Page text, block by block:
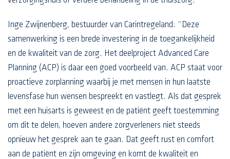
Inge Zwijnenberg, bestuurder van Carintregeland: “Deze
samenwerking is een brede investering in de toegankelijkheid
en de kwaliteit van de zorg. Het deelproject Advanced Care
Planning (ACP) is daar een goed voorbeeld van. ACP staat voor
proactieve zorplanning waarbij je met mensen in hun laatste
levensfase hun wensen bespreekt en vastlegt. Als dat gesprek
met een huisarts is geweest en de patiënt geeft toestemming
om dit te delen, hoeven andere zorgverleners niet steeds
opnieuw het gesprek aan te gaan. Dat geeft rust en comfort
aan de patiënt en zijn omgeving en komt de kwaliteit en